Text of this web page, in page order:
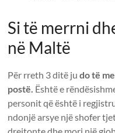
Si të merrni
në Maltë
Për rreth 3 ditë judo të
postë. Është e
personit që është i
ndonjë arsye një shofer